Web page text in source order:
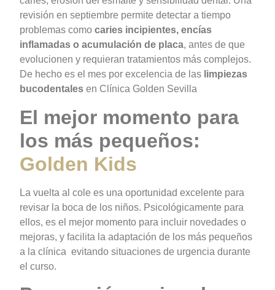
revisión en septiembre permite detectar a tiempo
problemas como caries incipientes, encías
inflamadas o acumulación de placa, antes de que
evolucionen y requieran tratamientos más complejos.
De hecho es el mes por excelencia de laslimpiezas
bucodentalesen Clínica Golden Sevilla
El mejor momento para
los más pequeños:
Golden Kids
La vuelta al cole es una oportunidad excelente para
revisar la boca de los niños. Psicológicamente para
ellos, es el mejor momento para incluir novedades o
mejoras, y facilita la adaptación de los más pequeños
a la clínica evitando situaciones de urgencia durante
el curso.